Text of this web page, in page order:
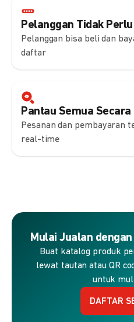
Pelanggan Tidak
Pelanggan bisa beli dan
daftar
Pantau Semua
Pesanan dan pembayaran
real-time
Mulai Jualan
Buat katalog produk
lewat tautan atau QR
untuk
DAFTAR